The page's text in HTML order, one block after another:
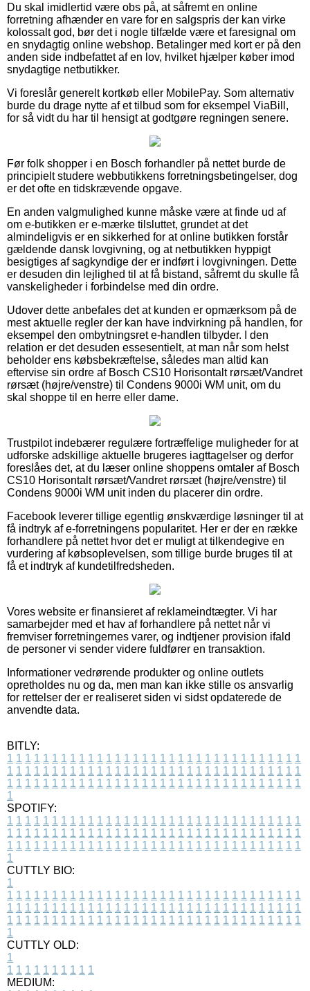
Du skal imidlertid være obs på, at såfremt en online
forretning afhænder en vare for en salgspris der kan virke
kolossalt god, bør det i nogle tilfælde være et faresignal om
en snydagtig online webshop. Betalinger med kort er på den
anden side indbefattet af en lov, hvilket hjælper køber imod
snydagtige netbutikker.
Vi foreslår generelt kortkøb eller MobilePay. Som alternativ
burde du drage nytte af et tilbud som for eksempel ViaBill,
for så vidt du har til hensigt at godtgøre regningen senere.
Før folk shopper i en Bosch forhandler på nettet burde de
principielt studere webbutikkens forretningsbetingelser, dog
er det ofte en tidskrævende opgave.
En anden valgmulighed kunne måske være at finde ud af
om e-butikken er e-mærke tilsluttet, grundet at det
almindeligvis er en sikkerhed for at online butikken forstår
gældende dansk lovgivning, og at netbutikken hyppigt
besigtiges af sagkyndige der er indført i lovgivningen. Dette
er desuden din lejlighed til at få bistand, såfremt du skulle få
vanskeligheder i forbindelse med din ordre.
Udover dette anbefales det at kunden er opmærksom på de
mest aktuelle regler der kan have indvirkning på handlen, for
eksempel den ombytningsret e-handlen tilbyder. I den
relation er det desuden essesentielt, at man når som helst
beholder ens købsbekræftelse, således man altid kan
eftervise sin ordre af Bosch CS10 Horisontalt rørsæt/Vandret
rørsæt (højre/venstre) til Condens 9000i WM unit, om du
skal shoppe til en herre eller dame.
Trustpilot indebærer regulære fortræffelige muligheder for at
udforske adskillige aktuelle brugeres iagttagelser og derfor
foreslåes det, at du læser online shoppens omtaler af Bosch
CS10 Horisontalt rørsæt/Vandret rørsæt (højre/venstre) til
Condens 9000i WM unit inden du placerer din ordre.
Facebook leverer tillige egentlig ønskværdige løsninger til at
få indtryk af e-forretningens popularitet. Her er der en række
forhandlere på nettet hvor det er muligt at tilkendegive en
vurdering af købsoplevelsen, som tillige burde bruges til at
få et indtryk af kundetilfredsheden.
Vores website er finansieret af reklameindtægter. Vi har
samarbejder med et hav af forhandlere på nettet når vi
fremviser forretningernes varer, og indtjener provision ifald
de personer vi sender videre fuldfører en transaktion.
Informationer vedrørende produkter og online outlets
opretholdes nu og da, men man kan ikke stille os ansvarlig
for rettelser der er realiseret siden vi sidst opdaterede de
anvendte data.
BITLY:
1 1 1 1 1 1 1 1 1 1 1 1 1 1 1 1 1 1 1 1 1 1 1 1 1 1 1 1 1 1 1 1 1
1 1 1 1 1 1 1 1 1 1 1 1 1 1 1 1 1 1 1 1 1 1 1 1 1 1 1 1 1 1 1 1 1
1 1 1 1 1 1 1 1 1 1 1 1 1 1 1 1 1 1 1 1 1 1 1 1 1 1 1 1 1 1 1 1 1
1
SPOTIFY:
1 1 1 1 1 1 1 1 1 1 1 1 1 1 1 1 1 1 1 1 1 1 1 1 1 1 1 1 1 1 1 1 1
1 1 1 1 1 1 1 1 1 1 1 1 1 1 1 1 1 1 1 1 1 1 1 1 1 1 1 1 1 1 1 1 1
1 1 1 1 1 1 1 1 1 1 1 1 1 1 1 1 1 1 1 1 1 1 1 1 1 1 1 1 1 1 1 1 1
1
CUTTLY BIO:
1
1 1 1 1 1 1 1 1 1 1 1 1 1 1 1 1 1 1 1 1 1 1 1 1 1 1 1 1 1 1 1 1 1
1 1 1 1 1 1 1 1 1 1 1 1 1 1 1 1 1 1 1 1 1 1 1 1 1 1 1 1 1 1 1 1 1
1 1 1 1 1 1 1 1 1 1 1 1 1 1 1 1 1 1 1 1 1 1 1 1 1 1 1 1 1 1 1 1 1
1
CUTTLY OLD:
1
1 1 1 1 1 1 1 1 1 1
MEDIUM: